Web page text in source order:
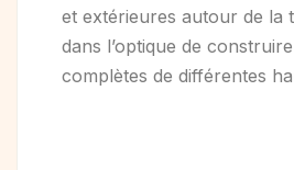
et extérieures autour de la
dans l’optique de
complètes de différentes